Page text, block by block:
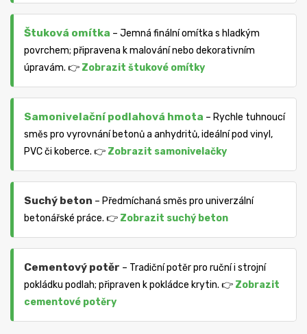
Štuková omítka – Jemná finální omítka s hladkým
povrchem; připravena k malování nebo dekorativním
úpravám. 👉 Zobrazit štukové omítky
Samonivelační podlahová hmota – Rychle tuhnoucí
směs pro vyrovnání betonů a anhydritů, ideální pod vinyl,
PVC či koberce. 👉 Zobrazit samonivelačky
Suchý beton – Předmíchaná směs pro univerzální
betonářské práce. 👉 Zobrazit suchý beton
Cementový potěr – Tradiční potěr pro ruční i strojní
pokládku podlah; připraven k pokládce krytin. 👉 Zobrazit
cementové potěry